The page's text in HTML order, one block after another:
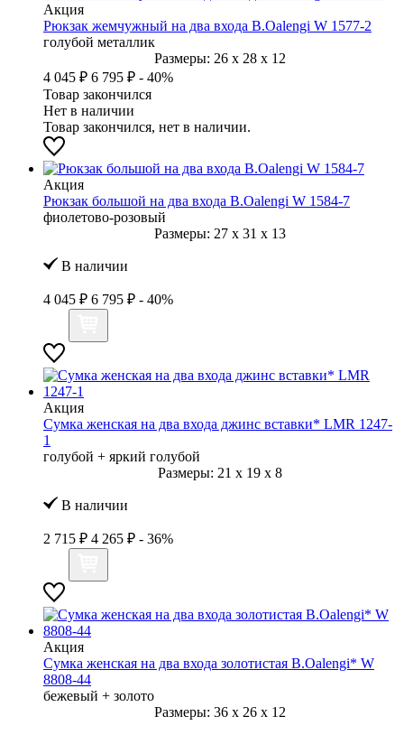
Акция
Рюкзак жемчужный на два входа B.Oalengi W 1577-2
голубой металлик
Размеры: 26 x 28 x 12
4 045 ₽ 6 795 ₽ - 40%
Товар закончился
Нет в наличии
Товар закончился, нет в наличии.
Акция
Рюкзак большой на два входа B.Oalengi W 1584-7
фиолетово-розовый
Размеры: 27 x 31 x 13
В наличии
4 045 ₽ 6 795 ₽ - 40%
Акция
Сумка женская на два входа джинс вставки* LMR 1247-
1
голубой + яркий голубой
Размеры: 21 x 19 x 8
В наличии
2 715 ₽ 4 265 ₽ - 36%
Акция
Сумка женская на два входа золотистая B.Oalengi* W
8808-44
бежевый + золото
Размеры: 36 x 26 x 12